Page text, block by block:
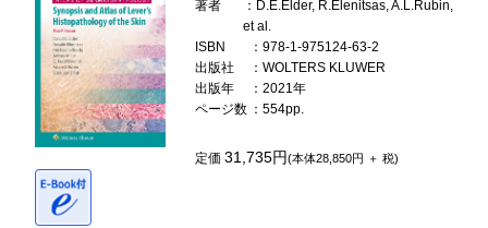
著者
：D.E.Elder, R.Elenitsas, A.L.Rubin,
et al.
ISBN
：978-1-975124-63-2
出版社
：WOLTERS KLUWER
出版年
：2021年
ページ数 ：554pp.
定価31,735円(本体28,850円 ＋ 税)